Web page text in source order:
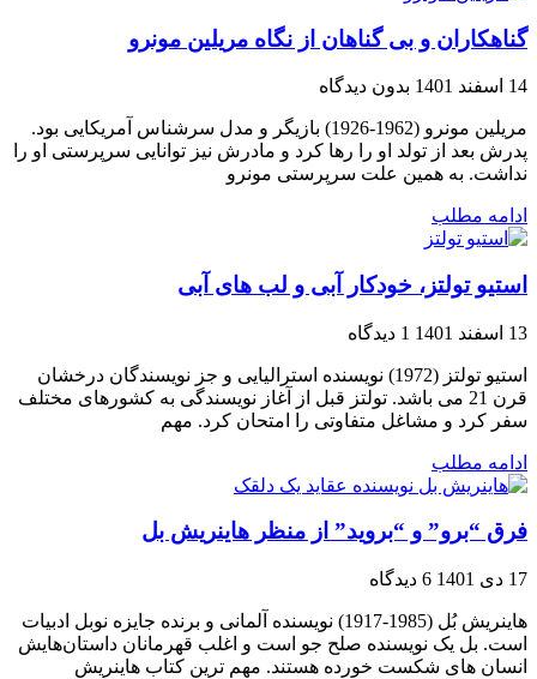
گناهکاران و بی گناهان از نگاه مریلین مونرو
14 اسفند 1401 بدون دیدگاه
مریلین مونرو (1962-1926) بازیگر و مدل سرشناس آمریکایی بود.
پدرش بعد از تولد او را رها کرد و مادرش نیز توانایی سرپرستی او را
نداشت. به همین علت سرپرستی مونرو
ادامه مطلب
استیو تولتز، خودکار آبی و لب های آبی
13 اسفند 1401 1 دیدگاه
استیو تولتز (1972) نویسنده استرالیایی و جز نویسندگان درخشان
قرن 21 می باشد. تولتز قبل از آغاز نویسندگی به کشورهای مختلف
سفر کرد و مشاغل متفاوتی را امتحان کرد. مهم
ادامه مطلب
فرق “برو” و “بروید” از منظر هاینریش بل
17 دی 1401 6 دیدگاه
هاینریش بُل (1985-1917) نویسنده آلمانی و برنده جایزه نوبل ادبیات
است. بل یک نویسنده صلح جو است و اغلب قهرمانان داستان‌هایش
انسان های شکست خورده هستند. مهم ترین کتاب هاینریش